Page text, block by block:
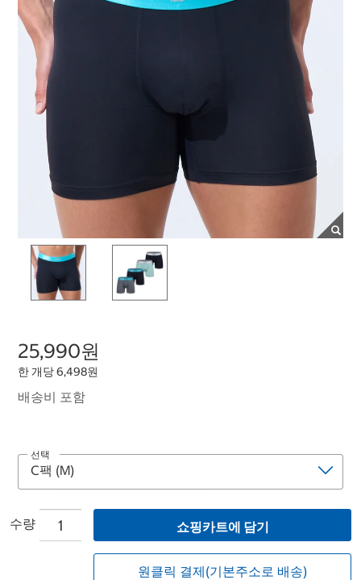
25,990원
한 개당 6,498원
배송비 포함
선택
수량 쇼핑카트에 담기
원클릭 결제(기본주소로 배송)